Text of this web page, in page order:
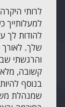
לרותי
למעלותייך
להודות לך
שלך. לאורך
והרגשתי
קשובה,
בנוסף
שמנהלת